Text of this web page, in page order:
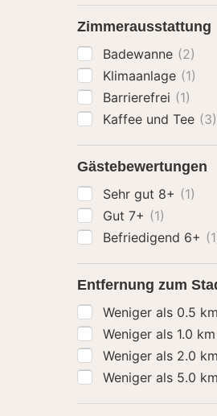
Zimmerausstattung
Badewanne (2)
Klimaanlage (1)
Barrierefrei (1)
Kaffee und Tee (3)
Gästebewertungen
Sehr gut 8+ (1)
Gut 7+ (1)
Befriedigend 6+
Entfernung zum
Weniger als 0.5 km
Weniger als 1.0 km
Weniger als 2.0 km
Weniger als 5.0 km